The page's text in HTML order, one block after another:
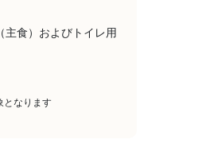
食）およびトイレ用
となります